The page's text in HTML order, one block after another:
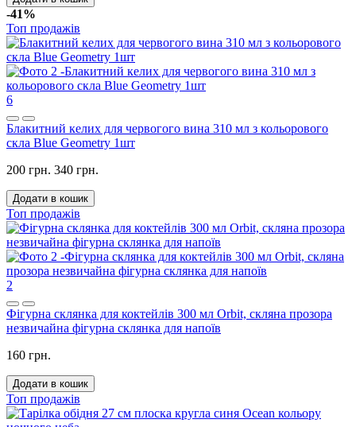
-41%
Топ продажів
6
Блакитний келих для червогого вина 310 мл з кольорового
скла Blue Geometry 1шт
200 грн. 340 грн.
Додати в кошик
Топ продажів
2
Фігурна склянка для коктейлів 300 мл Orbit, скляна прозора
незвичайна фігурна склянка для напоїв
160 грн.
Додати в кошик
Топ продажів